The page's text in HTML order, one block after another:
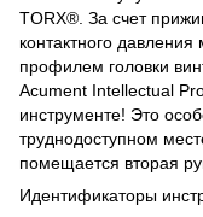
TORX®. За счет
контактного
профилем головки
Acument Intellectual
инструменте! Это
труднодоступном
помещается вторая
Идентификаторы